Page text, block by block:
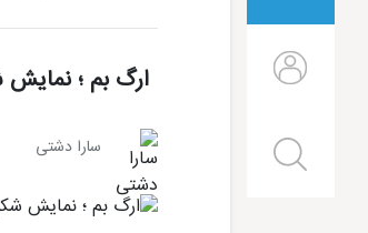
ارگ بم ؛
سارا دشتی